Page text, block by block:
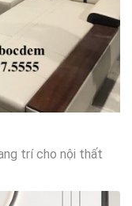
trí cho nội thất